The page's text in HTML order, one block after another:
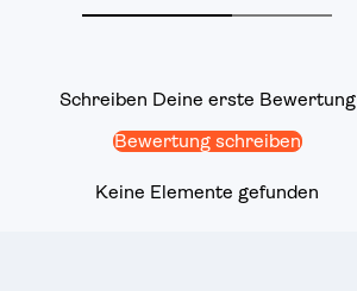
Schreiben Deine erste Bewertung
Bewertung schreiben
Keine Elemente gefunden